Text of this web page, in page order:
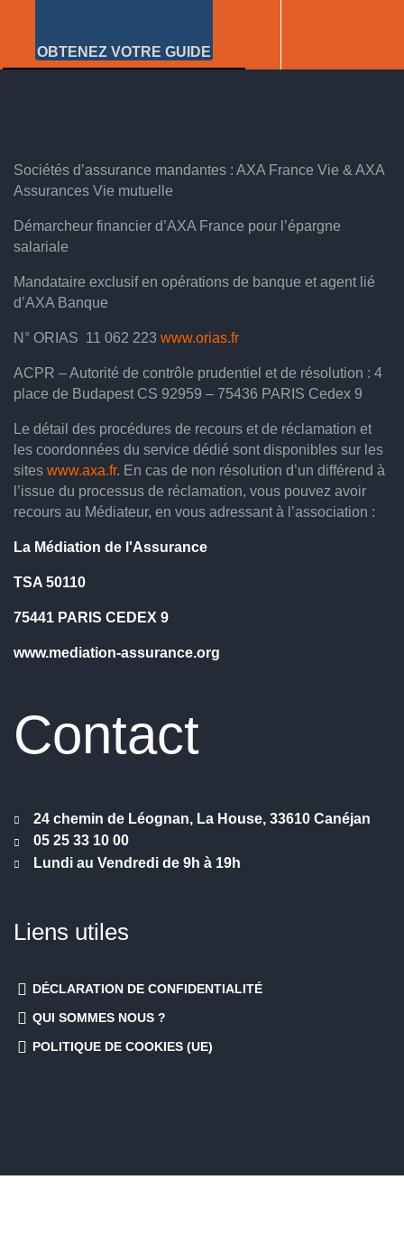
OBTENEZ VOTRE GUIDE
Sociétés d’assurance mandantes : AXA France Vie & AXA
Assurances Vie mutuelle
Démarcheur financier d’AXA France pour l’épargne
salariale
Mandataire exclusif en opérations de banque et agent lié
d’AXA Banque
N° ORIAS 11 062 223 www.orias.fr
ACPR – Autorité de contrôle prudentiel et de résolution : 4
place de Budapest CS 92959 – 75436 PARIS Cedex 9
Le détail des procédures de recours et de réclamation et
les coordonnées du service dédié sont disponibles sur les
sites www.axa.fr. En cas de non résolution d’un différend à
l’issue du processus de réclamation, vous pouvez avoir
recours au Médiateur, en vous adressant à l’association :
La Médiation de l'Assurance
TSA 50110
75441 PARIS CEDEX 9
www.mediation-assurance.org
Contact
24 chemin de Léognan, La House, 33610 Canéjan
05 25 33 10 00
Lundi au Vendredi de 9h à 19h
Liens utiles
DÉCLARATION DE CONFIDENTIALITÉ
QUI SOMMES NOUS ?
POLITIQUE DE COOKIES (UE)